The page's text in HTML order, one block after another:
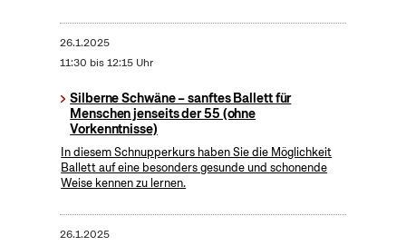
26.1.2025
11:30 bis 12:15 Uhr
Silberne Schwäne – sanftes Ballett für
Menschen jenseits der 55 (ohne
Vorkenntnisse)
In diesem Schnupperkurs haben Sie die Möglichkeit
Ballett auf eine besonders gesunde und schonende
Weise kennen zu lernen.
26.1.2025